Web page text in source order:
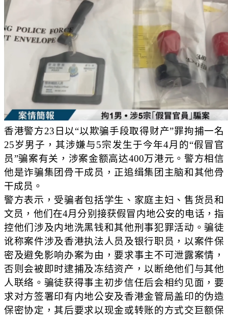
香港警方23日以“以欺骗手段取得财产”罪拘捕一名
25岁男子，其涉嫌与5宗发生于今年4月的“假冒官
员”骗案有关，涉案金额高达400万港元。警方相信
他是诈骗集团骨干成员，正追缉集团主脑和其他骨
干成员。
警方表示，受骗者包括学生、家庭主妇、售货员和
文员，他们在4月分别接获假冒内地公安的电话，指
控他们涉及内地洗黑钱和其他刑事犯罪活动。骗徒
讹称案件涉及香港执法人员及银行职员，以案件保
密及避免影响办案为由，要求事主不可泄露案情，
否则会被即时逮捕及冻结资产，以断绝他们与其他
人联络。骗徒获得事主初步信任后会相约见面，要
求对方签署印有内地公安及香港金管局盖印的伪造
保密协定，其后要求以现金或转账的方式交巨额保